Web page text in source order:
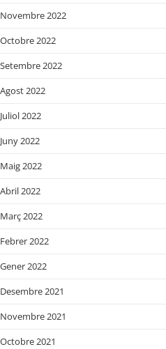
Novembre 2022
Octobre 2022
Setembre 2022
Agost 2022
Juliol 2022
Juny 2022
Maig 2022
Abril 2022
Març 2022
Febrer 2022
Gener 2022
Desembre 2021
Novembre 2021
Octobre 2021